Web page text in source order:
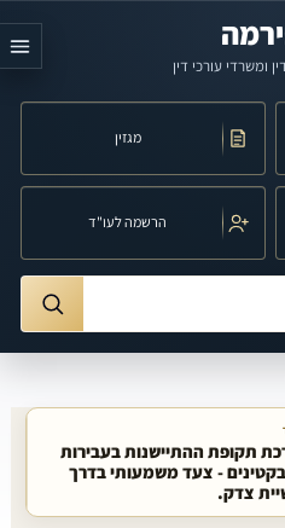
ומשרדי עורכי דין
מגזין
הרשמה לעו"ד
או עיר
תקופת ההתיישנות בעבירות
- צעד משמעותי בדרך
צדק.